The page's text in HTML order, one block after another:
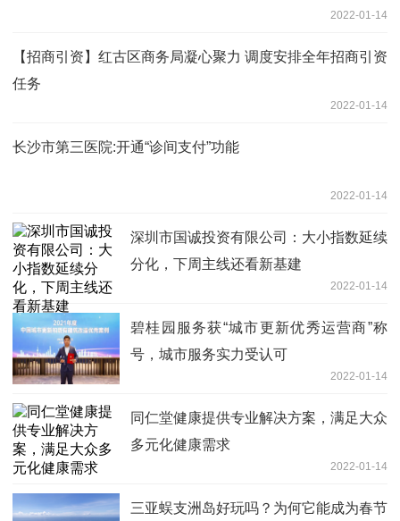
2022-01-14
【招商引资】红古区商务局凝心聚力 调度安排全年招商引资
任务
2022-01-14
长沙市第三医院:开通“诊间支付”功能
2022-01-14
深圳市国诚投资有限公司：大小指数延续
分化，下周主线还看新基建
2022-01-14
碧桂园服务获“城市更新优秀运营商”称
号，城市服务实力受认可
2022-01-14
同仁堂健康提供专业解决方案，满足大众
多元化健康需求
2022-01-14
三亚蜈支洲岛好玩吗？为何它能成为春节